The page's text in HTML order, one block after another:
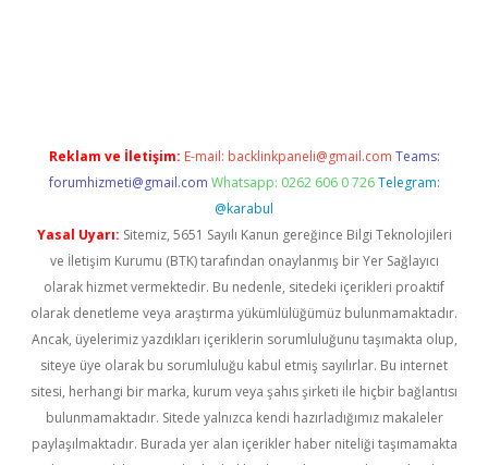
Reklam ve İletişim: E-mail: backlinkpaneli@gmail.com Teams:
forumhizmeti@gmail.com Whatsapp: 0262 606 0 726 Telegram:
@karabul
Yasal Uyarı: Sitemiz, 5651 Sayılı Kanun gereğince Bilgi Teknolojileri
ve İletişim Kurumu (BTK) tarafından onaylanmış bir Yer Sağlayıcı
olarak hizmet vermektedir. Bu nedenle, sitedeki içerikleri proaktif
olarak denetleme veya araştırma yükümlülüğümüz bulunmamaktadır.
Ancak, üyelerimiz yazdıkları içeriklerin sorumluluğunu taşımakta olup,
siteye üye olarak bu sorumluluğu kabul etmiş sayılırlar. Bu internet
sitesi, herhangi bir marka, kurum veya şahıs şirketi ile hiçbir bağlantısı
bulunmamaktadır. Sitede yalnızca kendi hazırladığımız makaleler
paylaşılmaktadır. Burada yer alan içerikler haber niteliği taşımamakta